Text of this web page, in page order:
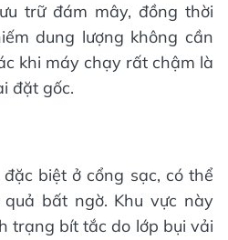
trữ đám mây, đồng thời
dung lượng không cần
khi máy chạy rất chậm là
đặt gốc.
biệt ở cổng sạc, có thể
bất ngờ. Khu vực này
trạng bít tắc do lớp bụi vải